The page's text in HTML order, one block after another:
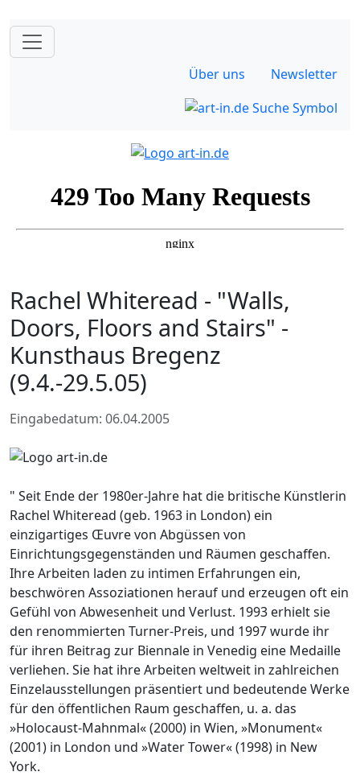
Über uns Newsletter
Rachel Whiteread - "Walls,
Doors, Floors and Stairs" -
Kunsthaus Bregenz
(9.4.-29.5.05)
Eingabedatum: 06.04.2005
" Seit Ende der 1980er-Jahre hat die britische Künstlerin
Rachel Whiteread (geb. 1963 in London) ein
einzigartiges Œuvre von Abgüssen von
Einrichtungsgegenständen und Räumen geschaffen.
Ihre Arbeiten laden zu intimen Erfahrungen ein,
beschwören Assoziationen herauf und erzeugen oft ein
Gefühl von Abwesenheit und Verlust. 1993 erhielt sie
den renommierten Turner-Preis, und 1997 wurde ihr
für ihren Beitrag zur Biennale in Venedig eine Medaille
verliehen. Sie hat ihre Arbeiten weltweit in zahlreichen
Einzelausstellungen präsentiert und bedeutende Werke
für den öffentlichen Raum geschaffen, u. a. das
»Holocaust-Mahnmal« (2000) in Wien, »Monument«
(2001) in London und »Water Tower« (1998) in New
York.